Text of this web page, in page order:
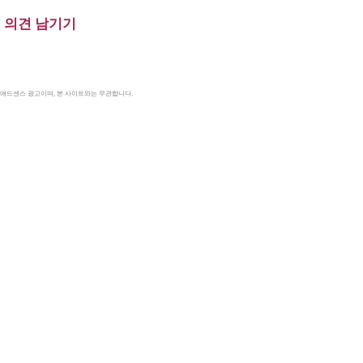
의견 남기기
드센스 광고이며, 본 사이트와는 무관합니다.